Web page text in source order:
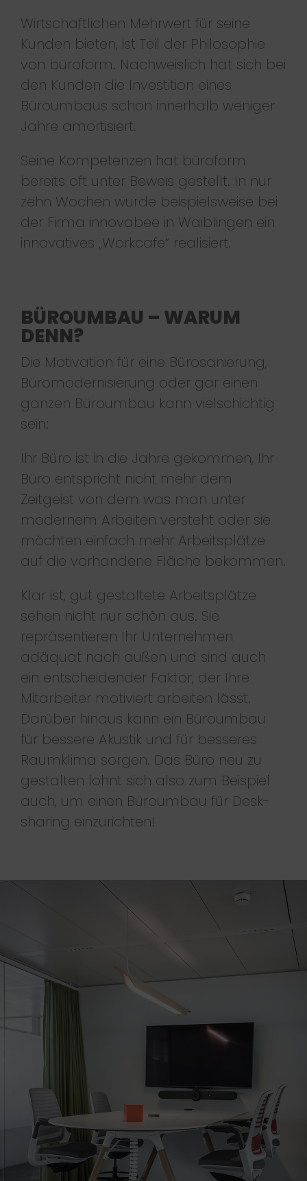
Wirtschaftlichen Mehrwert für seine
Kunden bieten, ist Teil der Philosophie
von büroform. Nachweislich hat sich bei
den Kunden die Investition eines
Büroumbaus schon innerhalb weniger
Jahre amortisiert.
Seine Kompetenzen hat büroform
bereits oft unter Beweis gestellt. In nur
zehn Wochen wurde beispielsweise bei
der Firma innovabee in Waiblingen ein
innovatives „Workcafe“ realisiert.
BÜROUMBAU – WARUM
DENN?
Die Motivation für eine Bürosanierung,
Büromodernisierung oder gar einen
ganzen Büroumbau kann vielschichtig
sein:
Ihr Büro ist in die Jahre gekommen, Ihr
Büro entspricht nicht mehr dem
Zeitgeist von dem was man unter
modernem Arbeiten versteht oder sie
möchten einfach mehr Arbeitsplätze
auf die vorhandene Fläche bekommen.
Klar ist, gut gestaltete Arbeitsplätze
sehen nicht nur schön aus. Sie
repräsentieren Ihr Unternehmen
adäquat nach außen und sind auch
ein entscheidender Faktor, der Ihre
Mitarbeiter motiviert arbeiten lässt.
Darüber hinaus kann ein Büroumbau
für bessere Akustik und für besseres
Raumklima sorgen. Das Büro neu zu
gestalten lohnt sich also zum Beispiel
auch, um einen Büroumbau für Desk-
sharing einzurichten!